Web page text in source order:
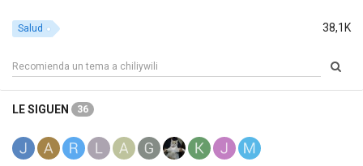
38,1K
Salud
LE SIGUEN 36